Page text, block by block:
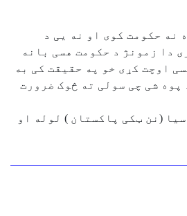
نه حکومت کوی او نه یی د
دا زمونژ د حکومت هسی بانه
اوچت کړی خو په حقیقت کی به
پوه شی چی سولی ته څوک ضرورت
(‌نن ټکی پاکستان ) لوله او